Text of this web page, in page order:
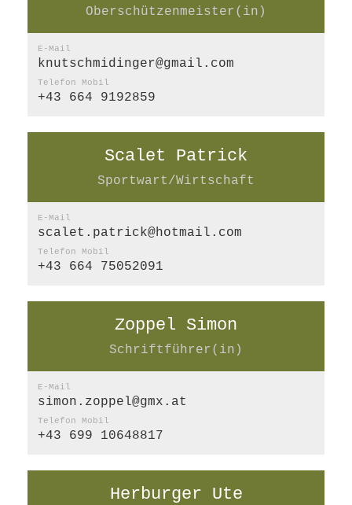
Oberschützenmeister(in)
E-Mail
knutschmidinger@gmail.com
Telefon Mobil
+43 664 9192859
Scalet Patrick
Sportwart/Wirtschaft
E-Mail
scalet.patrick@hotmail.com
Telefon Mobil
+43 664 75052091
Zoppel Simon
Schriftführer(in)
E-Mail
simon.zoppel@gmx.at
Telefon Mobil
+43 699 10648817
Herburger Ute